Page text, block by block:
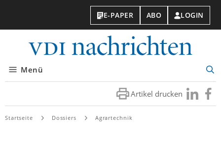
E-PAPER ABO LOGIN
Menü
Artikel drucken Besuchen
Sie
Sie
Startseite Dossiers Agrartechnik